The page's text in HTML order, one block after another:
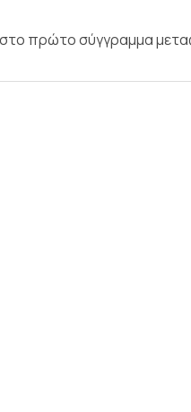
πρώτο σύγγραμμα